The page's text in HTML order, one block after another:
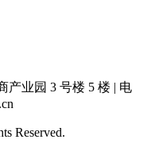
产业园 3 号楼 5 楼 | 电
Reserved.